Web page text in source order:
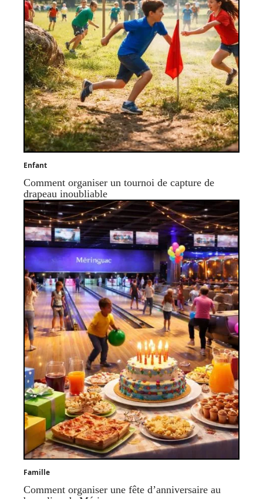
Enfant
Comment organiser un tournoi de capture de
drapeau inoubliable
Famille
Comment organiser une fête d’anniversaire au